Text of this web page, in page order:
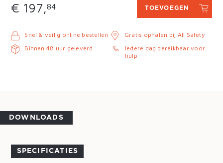
€ 197,84 TOEVOEGEN
Snel & veilig online bestellen
Binnen 48 uur geleverd
Gratis ophalen bij All Safety
Iedere dag bereikbaar voor
hulp
DOWNLOADS
SPECIFICATIES